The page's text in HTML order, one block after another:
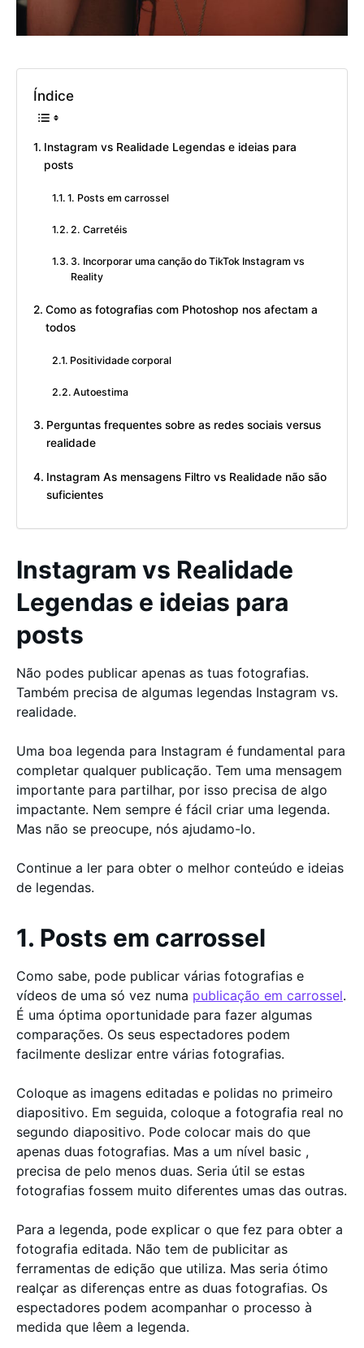
Índice
Instagram vs Realidade Legendas e ideias para
posts
1. Posts em carrossel
2. Carretéis
3. Incorporar uma canção do TikTok Instagram vs
Reality
Como as fotografias com Photoshop nos afectam a
todos
Positividade corporal
Autoestima
Perguntas frequentes sobre as redes sociais versus
realidade
Instagram As mensagens Filtro vs Realidade não são
suficientes
Instagram vs Realidade
Legendas e ideias para
posts
Não podes publicar apenas as tuas fotografias.
Também precisa de algumas legendas Instagram vs.
realidade.
Uma boa legenda para Instagram é fundamental para
completar qualquer publicação. Tem uma mensagem
importante para partilhar, por isso precisa de algo
impactante. Nem sempre é fácil criar uma legenda.
Mas não se preocupe, nós ajudamo-lo.
Continue a ler para obter o melhor conteúdo e ideias
de legendas.
1. Posts em carrossel
Como sabe, pode publicar várias fotografias e
vídeos de uma só vez numa publicação em carrossel.
É uma óptima oportunidade para fazer algumas
comparações. Os seus espectadores podem
facilmente deslizar entre várias fotografias.
Coloque as imagens editadas e polidas no primeiro
diapositivo. Em seguida, coloque a fotografia real no
segundo diapositivo. Pode colocar mais do que
apenas duas fotografias. Mas a um nível basic ,
precisa de pelo menos duas. Seria útil se estas
fotografias fossem muito diferentes umas das outras.
Para a legenda, pode explicar o que fez para obter a
fotografia editada. Não tem de publicitar as
ferramentas de edição que utiliza. Mas seria ótimo
realçar as diferenças entre as duas fotografias. Os
espectadores podem acompanhar o processo à
medida que lêem a legenda.